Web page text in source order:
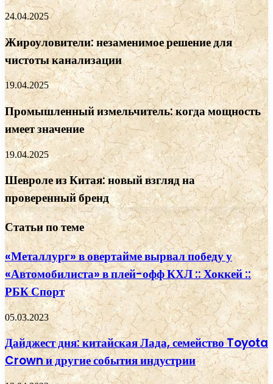
24.04.2025
Жироуловители: незаменимое решение для
чистоты канализации
19.04.2025
Промышленный измельчитель: когда мощность
имеет значение
19.04.2025
Шевроле из Китая: новый взгляд на
проверенный бренд
Статьи по теме
«Металлург» в овертайме вырвал победу у
«Автомобилиста» в плей-офф КХЛ :: Хоккей ::
РБК Спорт
05.03.2023
Дайджест дня: китайская Лада, семейство Toyota
Crown и другие события индустрии